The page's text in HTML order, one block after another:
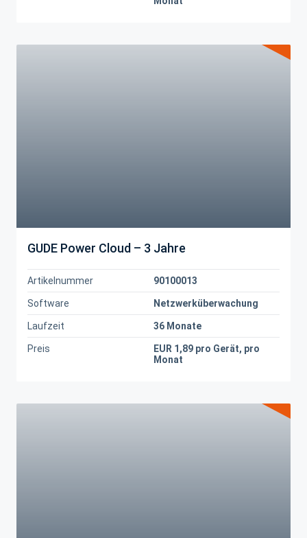
GUDE Power Cloud – 3 Jahre
Artikelnummer 90100013
Software Netzwerküberwachung
Laufzeit 36 Monate
Preis
EUR 1,89 pro Gerät, pro
Monat